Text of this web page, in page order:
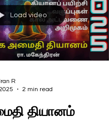
Load video
R
2 min read
தியானம்